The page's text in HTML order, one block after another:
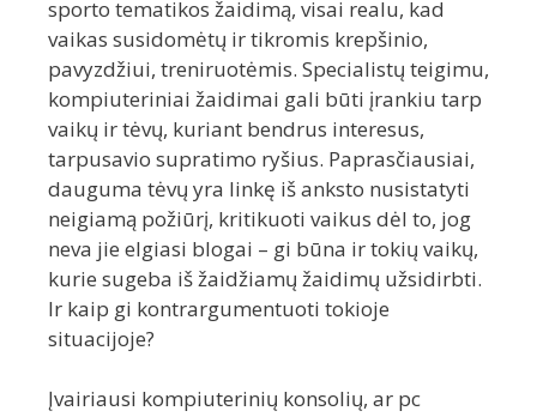
sporto tematikos žaidimą, visai realu, kad
vaikas susidomėtų ir tikromis krepšinio,
pavyzdžiui, treniruotėmis. Specialistų teigimu,
kompiuteriniai žaidimai gali būti įrankiu tarp
vaikų ir tėvų, kuriant bendrus interesus,
tarpusavio supratimo ryšius. Paprasčiausiai,
dauguma tėvų yra linkę iš anksto nusistatyti
neigiamą požiūrį, kritikuoti vaikus dėl to, jog
neva jie elgiasi blogai – gi būna ir tokių vaikų,
kurie sugeba iš žaidžiamų žaidimų užsidirbti.
Ir kaip gi kontrargumentuoti tokioje
situacijoje?
Įvairiausi kompiuterinių konsolių, ar pc